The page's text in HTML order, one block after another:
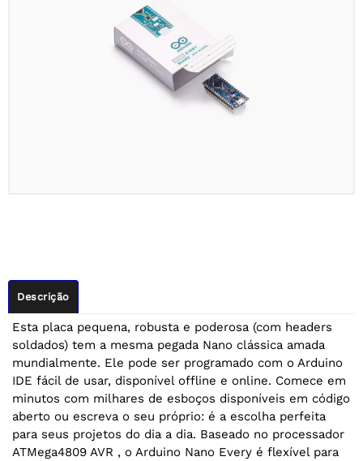
Descrição
Esta placa pequena, robusta e poderosa (com headers
soldados) tem a mesma pegada Nano clássica amada
mundialmente. Ele pode ser programado com o Arduino
IDE fácil de usar, disponível offline e online. Comece em
minutos com milhares de esboços disponíveis em código
aberto ou escreva o seu próprio: é a escolha perfeita
para seus projetos do dia a dia. Baseado no processador
ATMega4809 AVR , o Arduino Nano Every é flexível para